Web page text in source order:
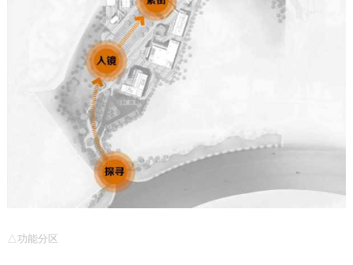
△功能分区